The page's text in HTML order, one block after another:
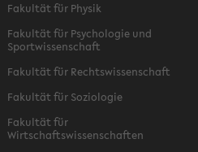
Fakultät für Physik
Fakultät für Psychologie und
Sportwissenschaft
Fakultät für Rechtswissenschaft
Fakultät für Soziologie
Fakultät für
Wirtschaftswissenschaften